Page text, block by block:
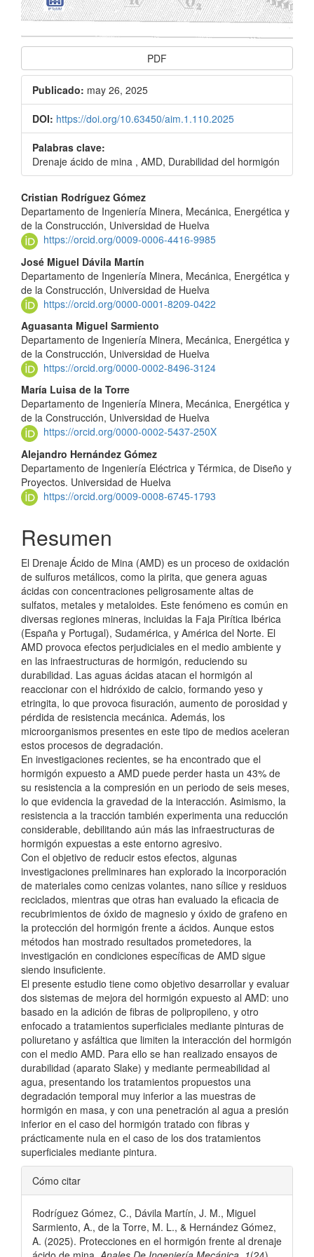
PDF
Publicado: may 26, 2025
DOI: https://doi.org/10.63450/aim.1.110.2025
Palabras clave:
Drenaje ácido de mina , AMD, Durabilidad del hormigón
Contenido
principal
del
artículo
Cristian Rodríguez Gómez
Departamento de Ingeniería Minera, Mecánica, Energética y
de la Construcción, Universidad de Huelva
https://orcid.org/0009-0006-4416-9985
José Miguel Dávila Martín
Departamento de Ingeniería Minera, Mecánica, Energética y
de la Construcción, Universidad de Huelva
https://orcid.org/0000-0001-8209-0422
Aguasanta Miguel Sarmiento
Departamento de Ingeniería Minera, Mecánica, Energética y
de la Construcción, Universidad de Huelva
https://orcid.org/0000-0002-8496-3124
María Luisa de la Torre
Departamento de Ingeniería Minera, Mecánica, Energética y
de la Construcción, Universidad de Huelva
https://orcid.org/0000-0002-5437-250X
Alejandro Hernández Gómez
Departamento de Ingeniería Eléctrica y Térmica, de Diseño y
Proyectos. Universidad de Huelva
https://orcid.org/0009-0008-6745-1793
Resumen
El Drenaje Ácido de Mina (AMD) es un proceso de oxidación
de sulfuros metálicos, como la pirita, que genera aguas
ácidas con concentraciones peligrosamente altas de
sulfatos, metales y metaloides. Este fenómeno es común en
diversas regiones mineras, incluidas la Faja Pirítica Ibérica
(España y Portugal), Sudamérica, y América del Norte. El
AMD provoca efectos perjudiciales en el medio ambiente y
en las infraestructuras de hormigón, reduciendo su
durabilidad. Las aguas ácidas atacan el hormigón al
reaccionar con el hidróxido de calcio, formando yeso y
etringita, lo que provoca fisuración, aumento de porosidad y
pérdida de resistencia mecánica. Además, los
microorganismos presentes en este tipo de medios aceleran
estos procesos de degradación.
En investigaciones recientes, se ha encontrado que el
hormigón expuesto a AMD puede perder hasta un 43% de
su resistencia a la compresión en un periodo de seis meses,
lo que evidencia la gravedad de la interacción. Asimismo, la
resistencia a la tracción también experimenta una reducción
considerable, debilitando aún más las infraestructuras de
hormigón expuestas a este entorno agresivo.
Con el objetivo de reducir estos efectos, algunas
investigaciones preliminares han explorado la incorporación
de materiales como cenizas volantes, nano sílice y residuos
reciclados, mientras que otras han evaluado la eficacia de
recubrimientos de óxido de magnesio y óxido de grafeno en
la protección del hormigón frente a ácidos. Aunque estos
métodos han mostrado resultados prometedores, la
investigación en condiciones específicas de AMD sigue
siendo insuficiente.
El presente estudio tiene como objetivo desarrollar y evaluar
dos sistemas de mejora del hormigón expuesto al AMD: uno
basado en la adición de fibras de polipropileno, y otro
enfocado a tratamientos superficiales mediante pinturas de
poliuretano y asfáltica que limiten la interacción del hormigón
con el medio AMD. Para ello se han realizado ensayos de
durabilidad (aparato Slake) y mediante permeabilidad al
agua, presentando los tratamientos propuestos una
degradación temporal muy inferior a las muestras de
hormigón en masa, y con una penetración al agua a presión
inferior en el caso del hormigón tratado con fibras y
prácticamente nula en el caso de los dos tratamientos
superficiales mediante pintura.
Detalles
del
artículo
Cómo citar
Rodríguez Gómez, C., Dávila Martín, J. M., Miguel
Sarmiento, A., de la Torre, M. L., & Hernández Gómez,
A. (2025). Protecciones en el hormigón frente al drenaje